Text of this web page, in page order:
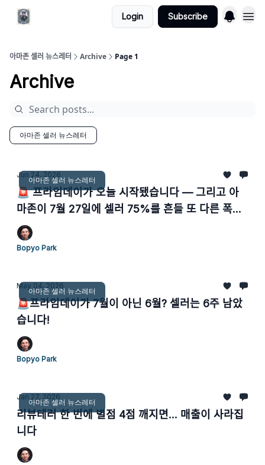
Login Subscribe
아마존 셀러 뉴스레터 Archive Page 1
Archive
아마존 셀러 뉴스레터
아마존 셀러 뉴스레터
Jun 24, 2026
🚨 프라임데이가 오늘 시작됐습니다 — 그리고 아
마존이 7월 27일에 셀러 75%를 흔들 또 다른 폭탄
을 던졌습니다!
Bopyo Park
아마존 셀러 뉴스레터
May 04, 2026
🚨프라임데이가 7월이 아닌 6월? 셀러는 6주 남았
습니다!
Bopyo Park
아마존 셀러 뉴스레터
Jan 27, 2026
리뷰테러 한 번에 별점 4점 깨지면... 매출이 사라집
니다